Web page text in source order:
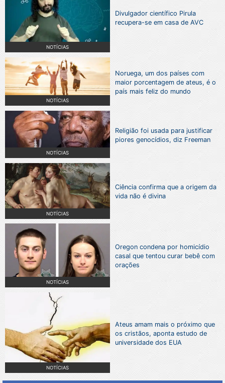
NOTÍCIAS
Divulgador científico Pirula
recupera-se em casa de AVC
NOTÍCIAS
Noruega, um dos países com
maior porcentagem de ateus, é o
país mais feliz do mundo
NOTÍCIAS
Religião foi usada para justificar
piores genocídios, diz Freeman
NOTÍCIAS
Ciência confirma que a origem da
vida não é divina
NOTÍCIAS
Oregon condena por homicídio
casal que tentou curar bebê com
orações
NOTÍCIAS
Ateus amam mais o próximo que
os cristãos, aponta estudo de
universidade dos EUA